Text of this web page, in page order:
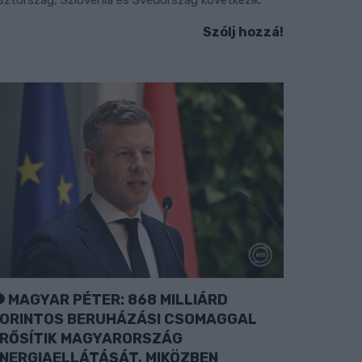
Szólj hozzá!
MAGYAR PÉTER: 868 MILLIÁRD
BERUHÁZÁSI CSOMAGGAL
MAGYARORSZÁG
MIKÖZBEN